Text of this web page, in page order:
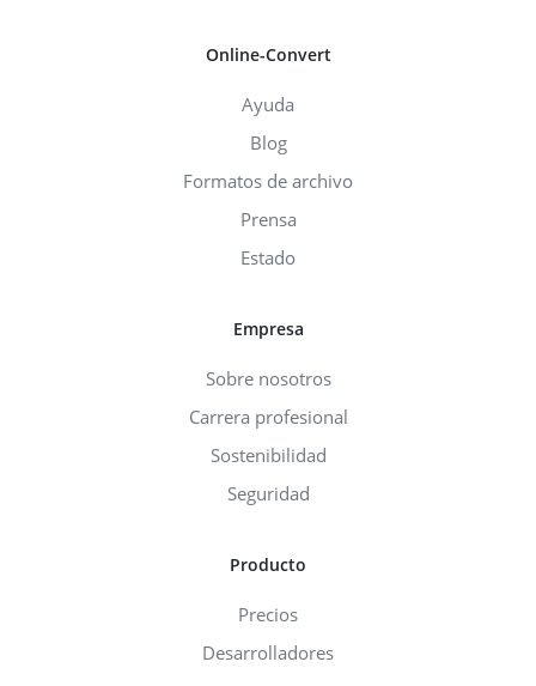
Online-Convert
Ayuda
Blog
Formatos de archivo
Prensa
Estado
Empresa
Sobre nosotros
Carrera profesional
Sostenibilidad
Seguridad
Producto
Precios
Desarrolladores